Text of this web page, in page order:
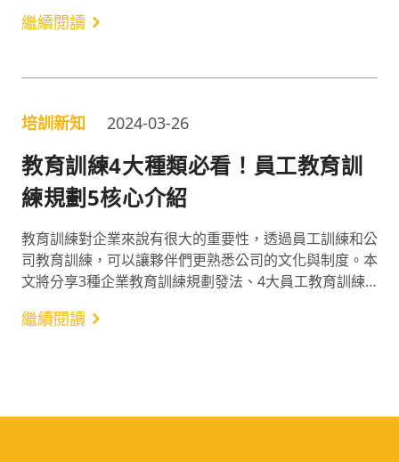
意的五個要點，讓您可以在歲末時強化老闆對你團隊一年
繼續閱讀
培訓新知 2024-03-26
教育訓練4大種類必看！員工教育訓
練規劃5核心介紹
教育訓練對企業來說有很大的重要性，透過員工訓練和公
司教育訓練，可以讓夥伴們更熟悉公司的文化與制度。本
文將分享3種企業教育訓練規劃發法、4大員工教育訓練
繼續閱讀